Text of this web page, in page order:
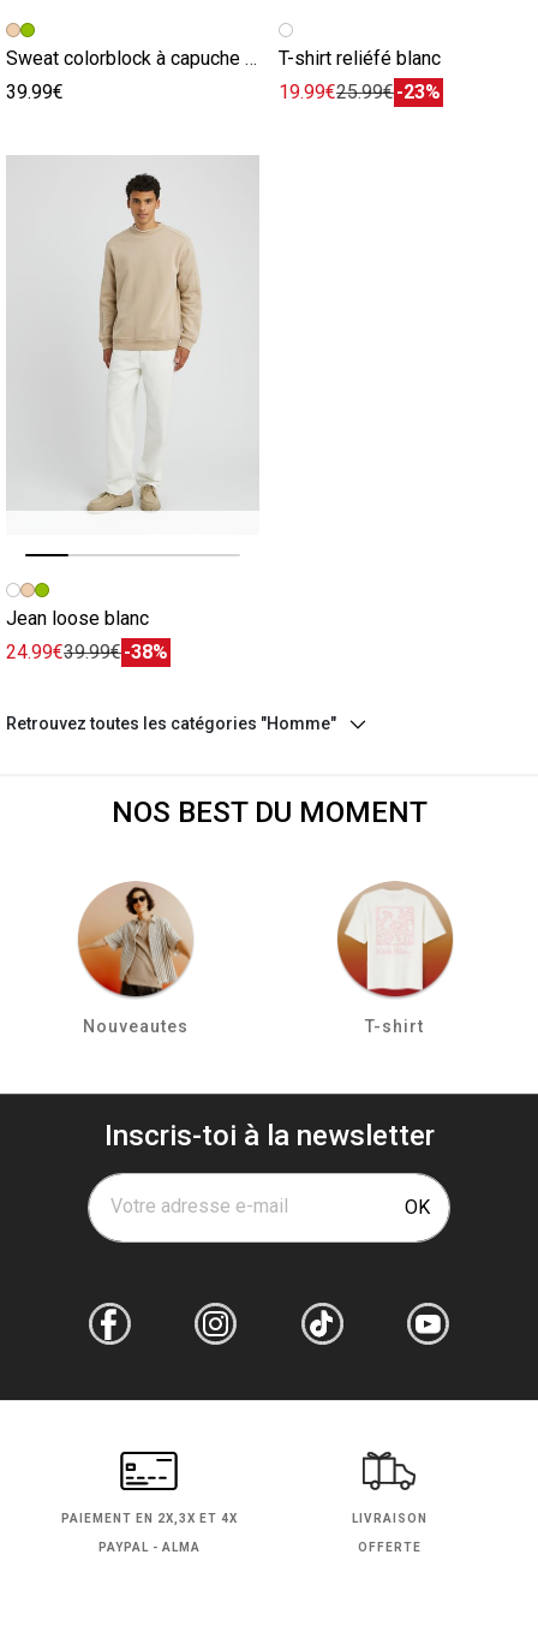
Image précédente
Image suivante
Sweat colorblock à capuche blanc
39.99€
Image précédente
Image suivante
T-shirt reliéfé blanc
19.99€25.99€-23%
Image précédente
Image suivante
Jean loose blanc
24.99€39.99€-38%
Retrouvez toutes les catégories "Homme"
NOS BEST DU MOMENT
Nouveautes T-shirt
Inscris-toi à la newsletter
Votre adresse e-mail OK
PAIEMENT EN 2X,3X ET 4X
PAYPAL - ALMA
LIVRAISON
OFFERTE